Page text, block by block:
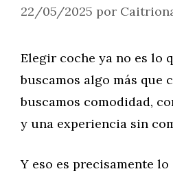
22/05/2025 por
Elegir coche ya no es lo
buscamos algo más que
buscamos comodidad,
y una experiencia sin
Y eso es precisamente